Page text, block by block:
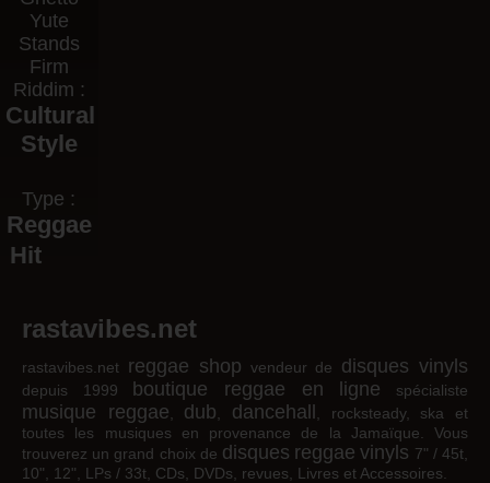
Yute
Stands
Firm
Riddim :
Cultural
Style
Type :
Reggae
Hit
rastavibes.net
rastavibes.net reggae shop vendeur de disques vinyls
depuis 1999 boutique reggae en ligne spécialiste
musique reggae dub dancehall
, rocksteady, ska et
toutes les musiques en provenance de la Jamaïque. Vous
trouverez un grand choix de disques reggae vinyls 7" / 45t,
10", 12", LPs / 33t, CDs, DVDs, revues, Livres et Accessoires.